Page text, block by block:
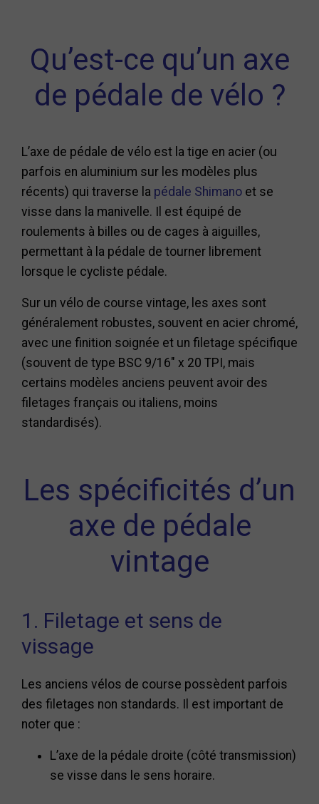
Qu’est-ce qu’un axe
de pédale de vélo ?
L’axe de pédale de vélo est la tige en acier (ou
parfois en aluminium sur les modèles plus
récents) qui traverse la pédale Shimano et se
visse dans la manivelle. Il est équipé de
roulements à billes ou de cages à aiguilles,
permettant à la pédale de tourner librement
lorsque le cycliste pédale.
Sur un vélo de course vintage, les axes sont
généralement robustes, souvent en acier chromé,
avec une finition soignée et un filetage spécifique
(souvent de type BSC 9/16" x 20 TPI, mais
certains modèles anciens peuvent avoir des
filetages français ou italiens, moins
standardisés).
Les spécificités d’un
axe de pédale
vintage
1. Filetage et sens de
vissage
Les anciens vélos de course possèdent parfois
des filetages non standards. Il est important de
noter que :
L’axe de la pédale droite (côté transmission)
se visse dans le sens horaire.